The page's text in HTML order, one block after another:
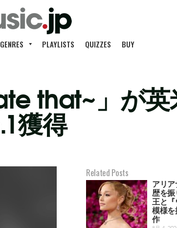
GENRES PLAYLISTS QUIZZES BUY
that~」が英
獲得
Related Posts
アリ
歴を
王と
模様
作